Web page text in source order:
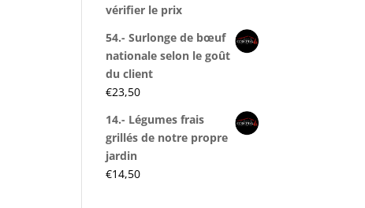
vérifier le prix
54.- Surlonge de bœuf
nationale selon le goût
du client
€23,50
14.- Légumes frais
grillés de notre propre
jardin
€14,50